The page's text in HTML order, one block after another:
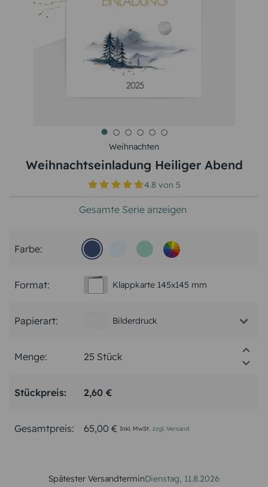
Weihnachten
Weihnachtseinladung Heiliger Abend
4.8 von5
Gesamte Serie anzeigen
Farbe:
Format: Klappkarte 145x145 mm
Papierart: Bilderdruck
Menge:
Stückpreis: 2,60 €
Gesamtpreis: 65,00 € Inkl. MwSt. zzgl. Versand
Spätester VersandterminDienstag, 11.8.2026